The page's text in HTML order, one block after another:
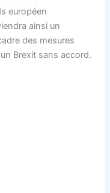
européen
ainsi un
des mesures
Brexit sans accord.